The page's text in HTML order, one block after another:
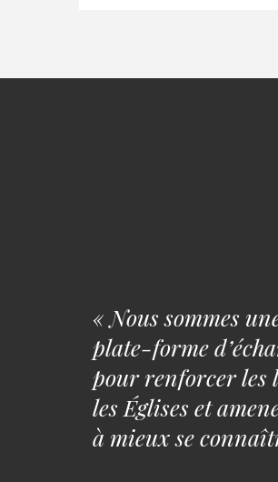
« Nous sommes
plate-forme
pour renforcer les
les Églises et
à mieux se